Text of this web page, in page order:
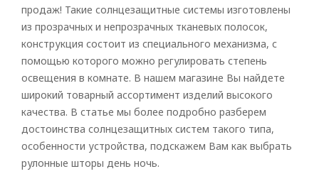
продаж! Такие солнцезащитные системы изготовлены
из прозрачных и непрозрачных тканевых полосок,
конструкция состоит из специального механизма, с
помощью которого можно регулировать степень
освещения в комнате. В нашем магазине Вы найдете
широкий товарный ассортимент изделий высокого
качества. В статье мы более подробно разберем
достоинства солнцезащитных систем такого типа,
особенности устройства, подскажем Вам как выбрать
рулонные шторы день ночь.